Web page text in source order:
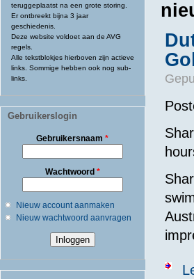
teruggeplaatst na een grote storing.
Er ontbreekt bijna 3 jaar
geschiedenis.
Deze website voldoet aan de AVG
regels.
Alle tekstblokjes hierboven zijn actieve
links. Sommige hebben ook nog sub-
links.
Gebruikerslogin
Gebruikersnaam*
Wachtwoord *
Nieuw account aanmaken
Nieuw wachtwoord aanvragen